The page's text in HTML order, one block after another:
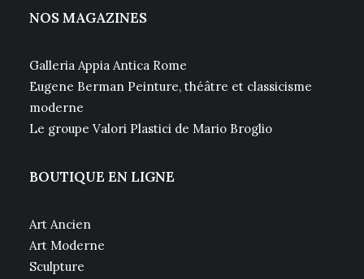
NOS MAGAZINES
Galleria Appia Antica Rome
Eugene Berman Peinture, théâtre et classicisme
moderne
Le groupe Valori Plastici de Mario Broglio
BOUTIQUE EN LIGNE
Art Ancien
Art Moderne
Sculpture